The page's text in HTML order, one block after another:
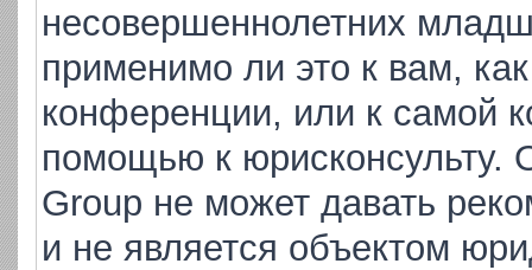
несовершеннолетних
применимо ли это к вам,
конференции, или к самой
помощью к юрисконсульту.
Group не может давать
и не является объектом